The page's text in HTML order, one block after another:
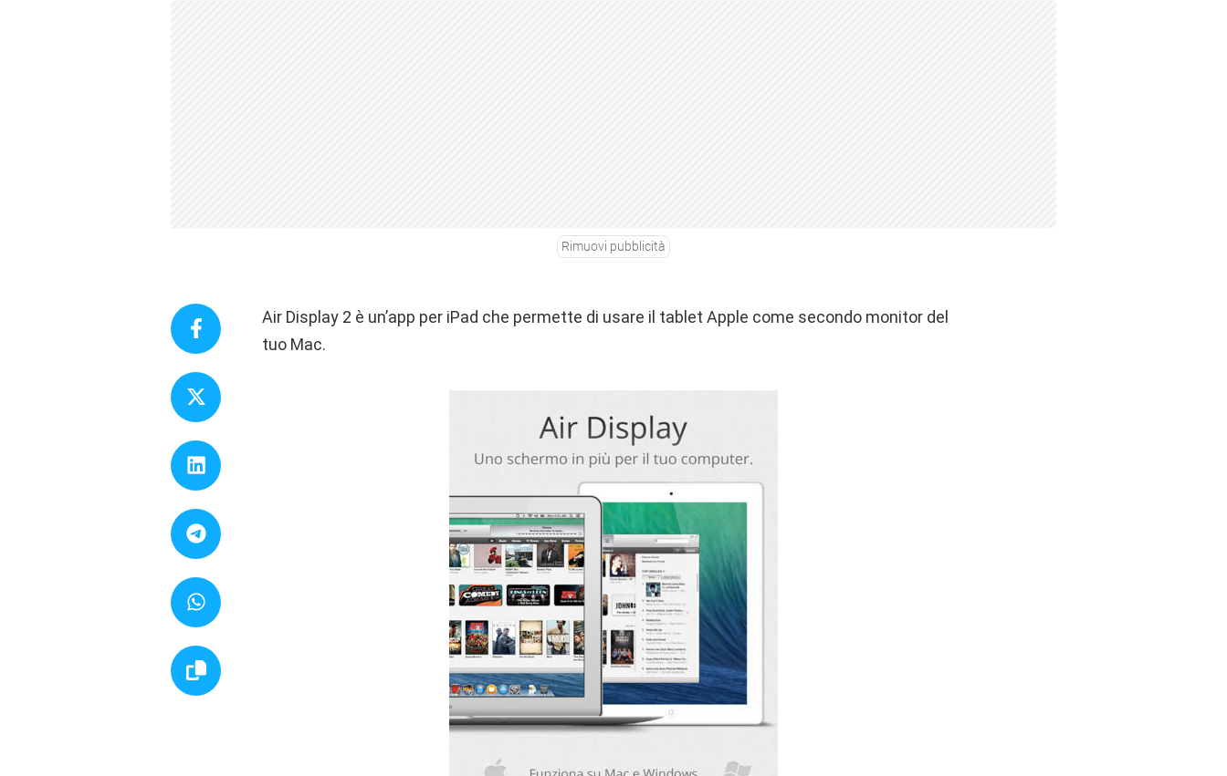
Rimuovi pubblicità
Air Display 2 è un’app per iPad che permette di usare il tablet Apple come secondo monitor del
tuo Mac.